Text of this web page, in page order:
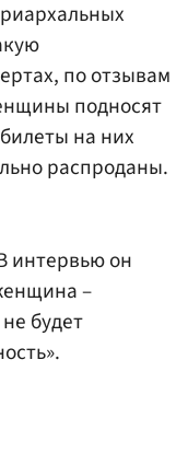
по отзывам
подносят
на них
распроданы.
интервью он
–
будет